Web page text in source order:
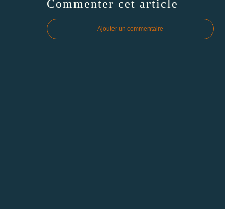
Commenter cet article
Ajouter un commentaire